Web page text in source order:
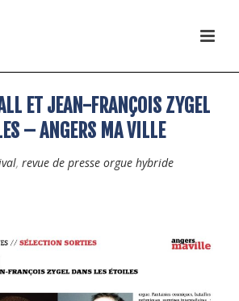
ET JEAN-FRANÇOIS ZYGEL
– ANGERS MA VILLE
, revue de presse orgue hybride